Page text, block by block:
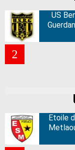
US
2
Etoile